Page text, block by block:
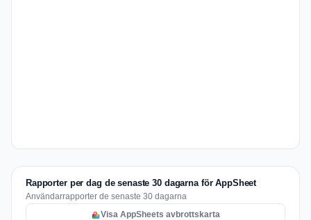
Rapporter per dag de senaste 30 dagarna för AppSheet
Användarrapporter de senaste 30 dagarna
Visa AppSheets avbrottskarta